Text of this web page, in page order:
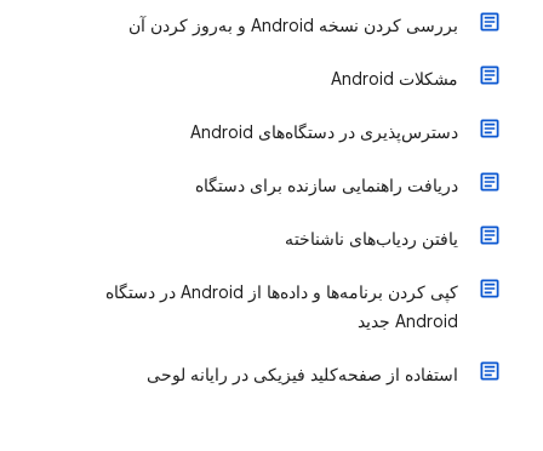
بررسی کردن نسخه Android و به‌روز کردن آن
مشکلات Android
دسترس‌پذیری در دستگاه‌های Android
دریافت راهنمایی سازنده برای دستگاه
یافتن ردیاب‌های ناشناخته
کپی کردن برنامه‌ها و داده‌ها از Android در دستگاه
Android جدید
استفاده از صفحه‌کلید فیزیکی در رایانه لوحی